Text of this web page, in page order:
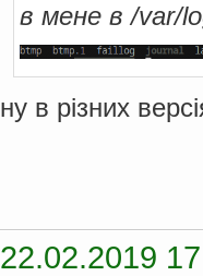
в мене в /var/
ну в різних
22.02.2019